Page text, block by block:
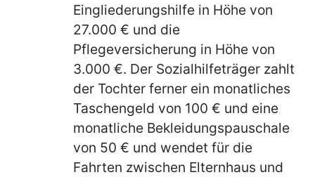
Eingliederungshilfe in Höhe von
27.000 € und die
Pflegeversicherung in Höhe von
3.000 €. Der Sozialhilfeträger zahlt
der Tochter ferner ein monatliches
Taschengeld von 100 € und eine
monatliche Bekleidungspauschale
von 50 € und wendet für die
Fahrten zwischen Elternhaus und